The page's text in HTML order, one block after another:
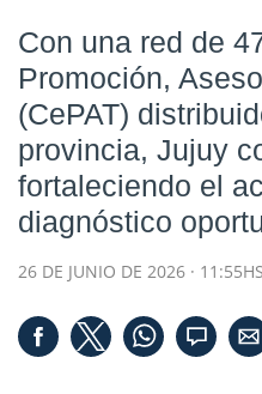
Con una red de
Promoción,
(CePAT)
provincia, Jujuy
fortaleciendo el
diagnóstico
26 DE JUNIO DE 2026 ·